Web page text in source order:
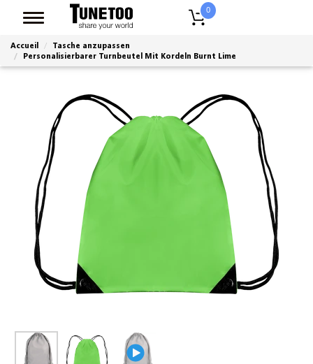
0
Accueil
Tasche anzupassen
Personalisierbarer Turnbeutel Mit Kordeln Burnt Lime